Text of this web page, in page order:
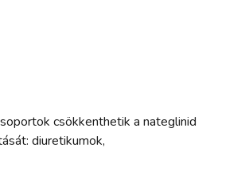
csökkenthetik a nateglinid
diuretikumok,